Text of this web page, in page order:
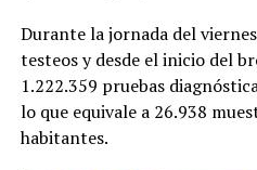
Durante la jornada del
testeos y desde el inicio del
1.222.359 pruebas
lo que equivale a 26.938
habitantes.